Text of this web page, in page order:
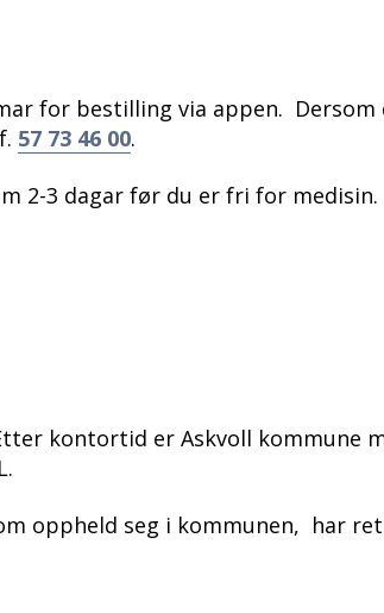
for bestilling via appen.
57 73 46 00.
2-3 dagar før du er fri for medisin.
kontortid er Askvoll kommune
oppheld seg i kommunen, har